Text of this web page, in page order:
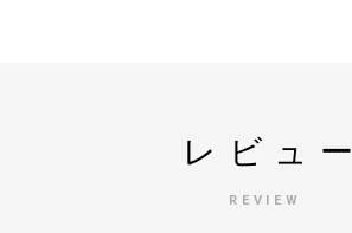
レビュー
REVIEW